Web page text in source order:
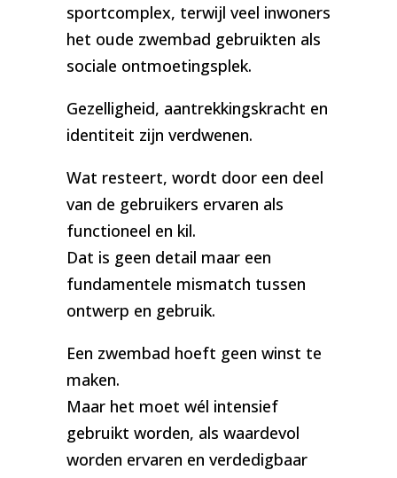
sportcomplex, terwijl veel inwoners
het oude zwembad gebruikten als
sociale ontmoetingsplek.
Gezelligheid, aantrekkingskracht en
identiteit zijn verdwenen.
Wat resteert, wordt door een deel
van de gebruikers ervaren als
functioneel en kil.
Dat is geen detail maar een
fundamentele mismatch tussen
ontwerp en gebruik.
Een zwembad hoeft geen winst te
maken.
Maar het moet wél intensief
gebruikt worden, als waardevol
worden ervaren en verdedigbaar